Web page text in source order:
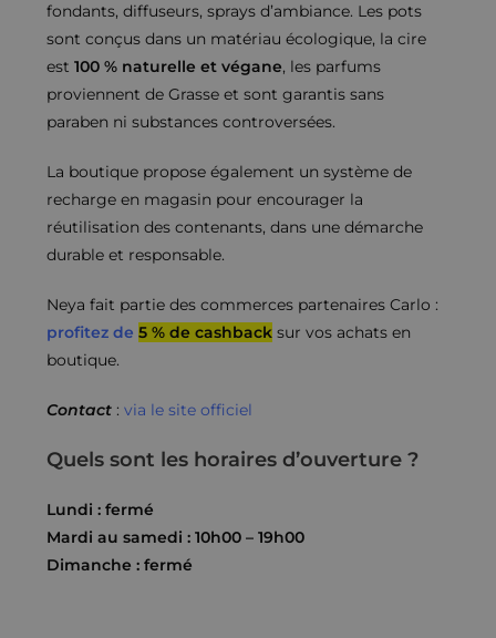
fondants, diffuseurs, sprays d’ambiance. Les pots
sont conçus dans un matériau écologique, la cire
est100 % naturelle et végane, les parfums
proviennent de Grasse et sont garantis sans
paraben ni substances controversées.
La boutique propose également un système de
recharge en magasin pour encourager la
réutilisation des contenants, dans une démarche
durable et responsable.
Neya fait partie des commerces partenaires Carlo :
profitez de5 % de cashback sur vos achats en
boutique.
Contact :via le site officiel
Quels sont les horaires d’ouverture ?
Lundi : fermé
Mardi au samedi : 10h00 – 19h00
Dimanche : fermé